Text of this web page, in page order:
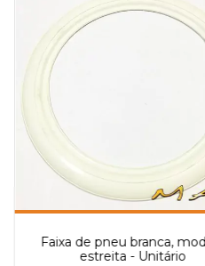
Faixa de pneu branca,
estreita - Unitário